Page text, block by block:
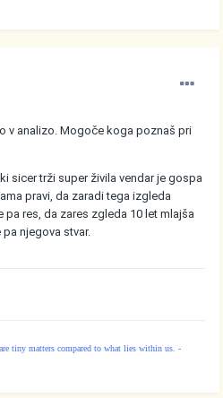
v analizo. Mogoče koga poznaš pri
sicer trži super živila vendar je gospa
pravi, da zaradi tega izgleda
res, da zares zgleda 10 let mlajša
njegova stvar.
tiny matters compared to what lies within us. -